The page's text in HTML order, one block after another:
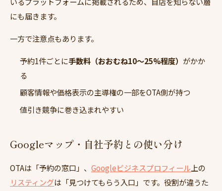
にも届きます。
一方で注意点もあります。
予約1件ごとに手数料（おおむね10〜25%程度） がかか
る
顧客情報や価格表示の主導権の一部をOTA側が持つ
値引き競争に巻き込まれやすい
Googleマップ・自社予約との使い分け
OTAは「予約の窓口」、 Googleビジネスプロフィール 上の
リスティングは「見つけてもらう入口」です。役割が違うた